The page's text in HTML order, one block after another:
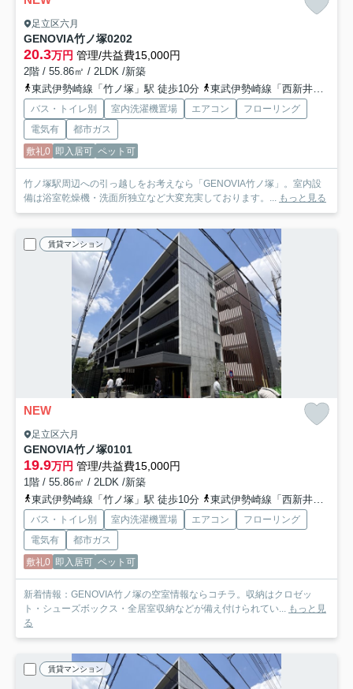
足立区六月
GENOVIA竹ノ塚0202
20.3万円 管理/共益費15,000円
2階 / 55.86㎡ / 2LDK /新築
東武伊勢崎線「竹ノ塚」駅 徒歩10分
東武伊勢崎線「西新井」駅 徒歩17分
バス・トイレ別 室内洗濯機置場 エアコン
フローリング
電気有
都市ガス
敷礼0 即入居可 ペット可
竹ノ塚駅周辺への引っ越しをお考えなら「GENOVIA竹ノ塚」。室内設
備は浴室乾燥機・洗面所独立など大変充実しております。...
もっと見る
賃貸マンション
NEW
足立区六月
GENOVIA竹ノ塚0101
19.9万円 管理/共益費15,000円
1階 / 55.86㎡ / 2LDK /新築
東武伊勢崎線「竹ノ塚」駅 徒歩10分
東武伊勢崎線「西新井」駅 徒歩17分
バス・トイレ別 室内洗濯機置場 エアコン
フローリング
電気有
都市ガス
敷礼0 即入居可 ペット可
新着情報：GENOVIA竹ノ塚の空室情報ならコチラ。収納はクロゼッ
ト・シューズボックス・全居室収納などが備え付けられてい...
もっと見
る
賃貸マンション